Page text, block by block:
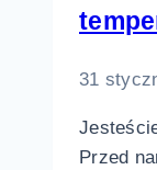
31
Przed